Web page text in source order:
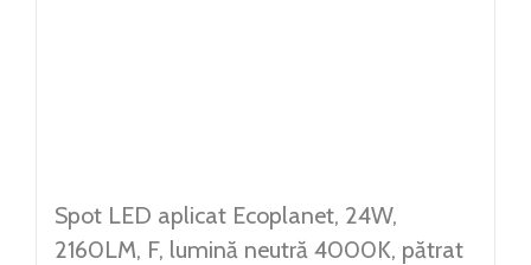
Spot LED aplicat Ecoplanet, 24W,
2160LM, F, lumină neutră 4000K, pătrat